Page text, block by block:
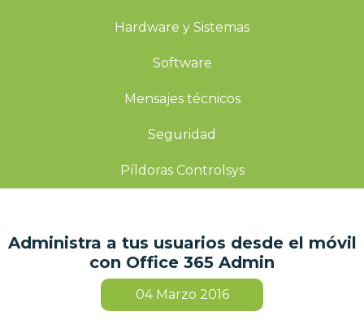
Hardware y Sistemas
Software
Mensajes técnicos
Seguridad
Píldoras Controlsys
Administra a tus usuarios desde el móvil
con Office 365 Admin
04 Marzo 2016